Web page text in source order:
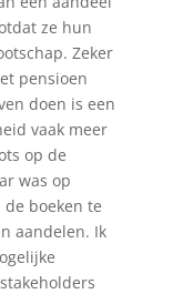
ze hun
Zeker
pensioen
doen is een
vaak meer
op de
was op
boeken te
aandelen. Ik